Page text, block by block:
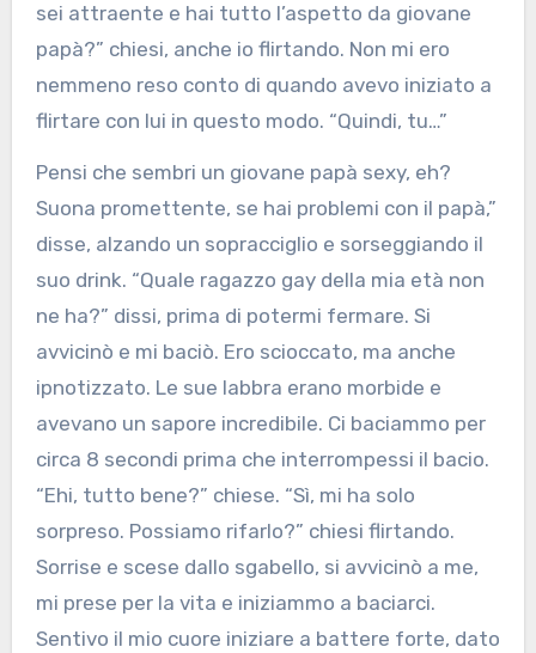
sei attraente e hai tutto l’aspetto da giovane
papà?” chiesi, anche io flirtando. Non mi ero
nemmeno reso conto di quando avevo iniziato a
flirtare con lui in questo modo. “Quindi, tu…”
Pensi che sembri un giovane papà sexy, eh?
Suona promettente, se hai problemi con il papà,”
disse, alzando un sopracciglio e sorseggiando il
suo drink. “Quale ragazzo gay della mia età non
ne ha?” dissi, prima di potermi fermare. Si
avvicinò e mi baciò. Ero scioccato, ma anche
ipnotizzato. Le sue labbra erano morbide e
avevano un sapore incredibile. Ci baciammo per
circa 8 secondi prima che interrompessi il bacio.
“Ehi, tutto bene?” chiese. “Sì, mi ha solo
sorpreso. Possiamo rifarlo?” chiesi flirtando.
Sorrise e scese dallo sgabello, si avvicinò a me,
mi prese per la vita e iniziammo a baciarci.
Sentivo il mio cuore iniziare a battere forte, dato